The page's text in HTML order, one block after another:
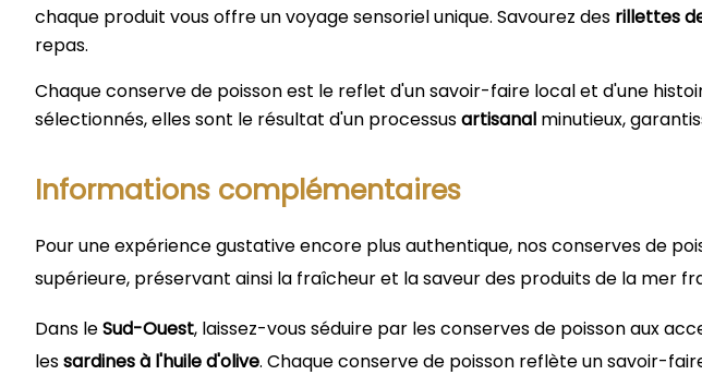
fonctionnement cérébral.
chaque produit vous offre un voyage sensoriel unique. Savourez des rillettes
repas.
Chaque conserve de poisson est le reflet d'un savoir-faire local et d'une
sélectionnés, elles sont le résultat d'un processusartisanal minutieux,
Informations complémentaires
Pour une expérience gustative encore plus authentique, nos conserves de
supérieure, préservant ainsi la fraîcheur et la saveur des produits de la mer
Dans leSud-Ouest, laissez-vous séduire par les conserves de poisson aux
lessardines à l'huile d'olive. Chaque conserve de poisson reflète un savoir-